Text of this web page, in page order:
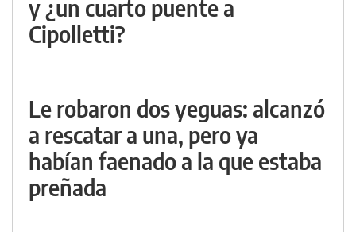
y ¿un cuarto puente a
Cipolletti?
Le robaron dos yeguas: alcanzó
a rescatar a una, pero ya
habían faenado a la que estaba
preñada